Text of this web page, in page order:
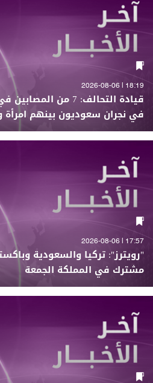
18:19 | 2026-08-06
قيادة التحالف: 7 من
في نجران سعوديون بينهم
17:57 | 2026-08-06
"رويترز": تركيا والسعودية
مشترك في المملكة الجمعة